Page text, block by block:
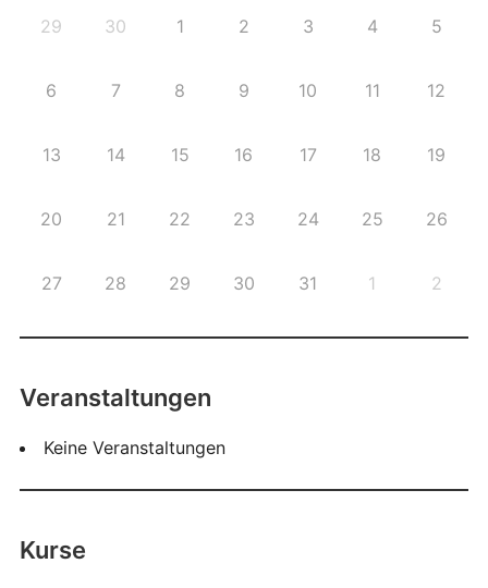
29 30 1 2 3 4 5
6 7 8 9 10 11 12
13 14 15 16 17 18 19
20 21 22 23 24 25 26
27 28 29 30 31 1 2
Veranstaltungen
Keine Veranstaltungen
Kurse